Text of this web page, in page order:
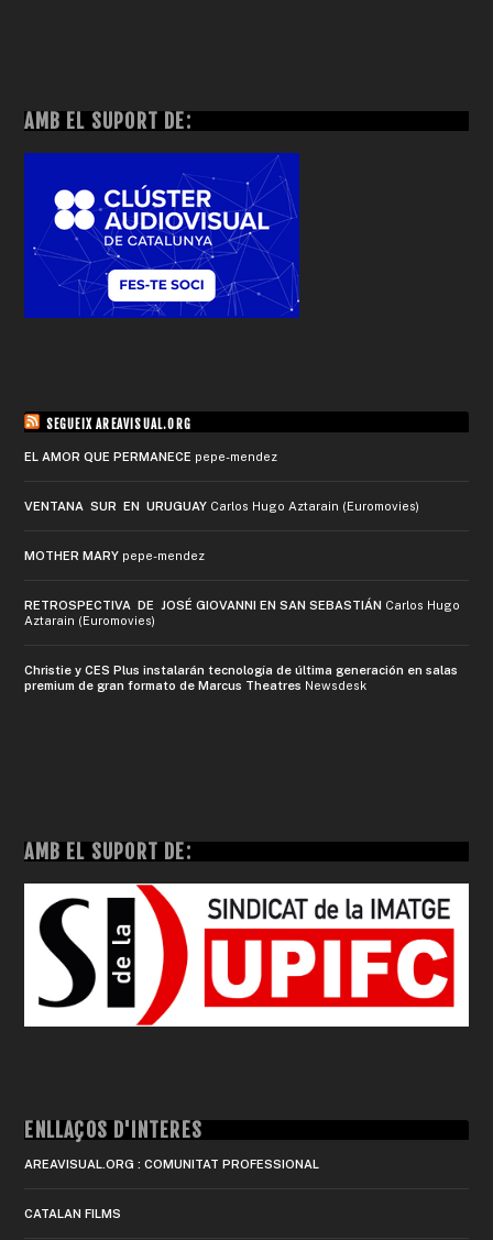
AMB EL SUPORT DE:
SEGUEIX AREAVISUAL.ORG
EL AMOR QUE PERMANECE pepe-mendez
VENTANA SUR EN URUGUAY Carlos Hugo Aztarain (Euromovies)
MOTHER MARY pepe-mendez
RETROSPECTIVA DE JOSÉ GIOVANNI EN SAN SEBASTIÁN Carlos Hugo
Aztarain (Euromovies)
Christie y CES Plus instalarán tecnología de última generación en salas
premium de gran formato de Marcus Theatres Newsdesk
AMB EL SUPORT DE:
ENLLAÇOS D'INTERÈS
AREAVISUAL.ORG : COMUNITAT PROFESSIONAL
CATALAN FILMS